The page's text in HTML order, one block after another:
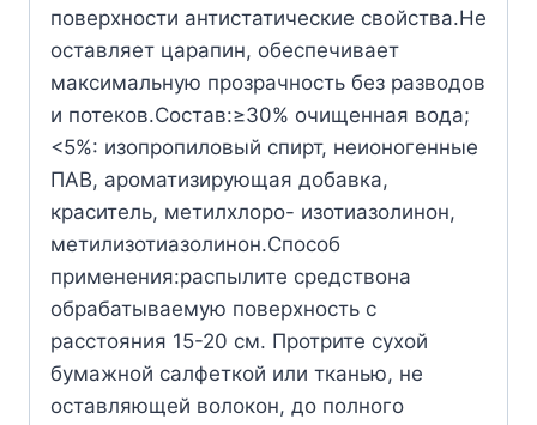
поверхности антистатические свойства.Не
оставляет царапин, обеспечивает
максимальную прозрачность без разводов
и потеков.Состав:≥30% очищенная вода;
<5%: изопропиловый спирт, неионогенные
ПАВ, ароматизирующая добавка,
краситель, метилхлоро- изотиазолинон,
метилизотиазолинон.Способ
применения:распылите средствона
обрабатываемую поверхность с
расстояния 15-20 см. Протрите сухой
бумажной салфеткой или тканью, не
оставляющей волокон, до полного